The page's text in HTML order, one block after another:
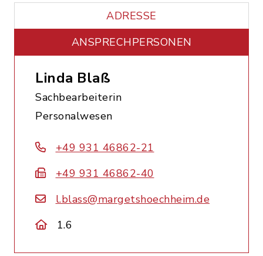
ADRESSE
ANSPRECHPERSONEN
Linda Blaß
Sachbearbeiterin
Personalwesen
+49 931 46862-21
+49 931 46862-40
l.blass@margetshoechheim.de
1.6